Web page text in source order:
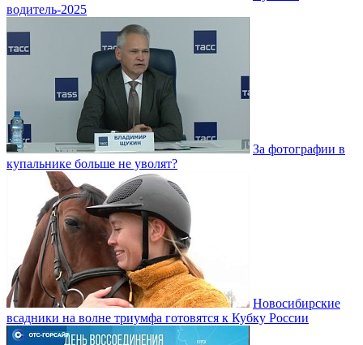
водитель-2025
За фотографии в
купальнике больше не уволят?
Новосибирские
всадники на волне триумфа готовятся к Кубку России